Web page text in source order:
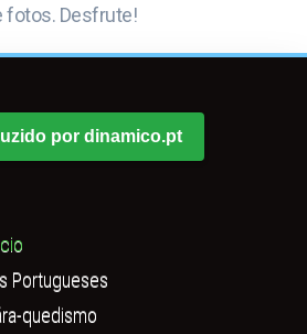
fotos. Desfrute!
por dinamico.pt
Portugueses
quedismo